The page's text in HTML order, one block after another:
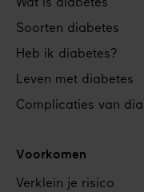
navigation
Wat is diabetes
Soorten diabetes
Heb ik diabetes?
Leven met diabetes
Complicaties van
Voorkomen
Verklein je risico